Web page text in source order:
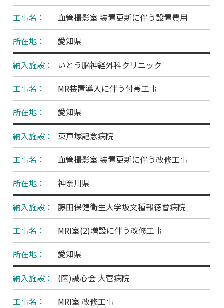
血管撮影室 装置更新に伴う設置費用
愛知県
いとう脳神経外科クリニック
MR装置導入に伴う付帯工事
愛知県
東戸塚記念病院
血管撮影室 装置更新に伴う改修工事
神奈川県
藤田保健衛生大学坂文種報徳曾病院
MRI室(2)増設に伴う改修工事
愛知県
(医)誠心会 大菅病院
MRI室 改修工事